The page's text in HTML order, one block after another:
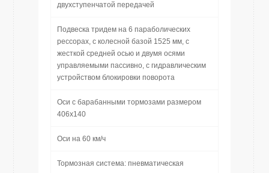
двухступенчатой передачей
Подвеска тридем на 6 параболических
рессорах, с колесной базой 1525 мм, с
жесткой средней осью и двумя осями
управляемыми пассивно, с гидравлическим
устройством блокировки поворота
Оси с барабанными тормозами размером
406х140
Оси на 60 км/ч
Тормозная система: пневматическая